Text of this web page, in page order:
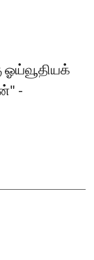
ஓய்வூதியக்
-